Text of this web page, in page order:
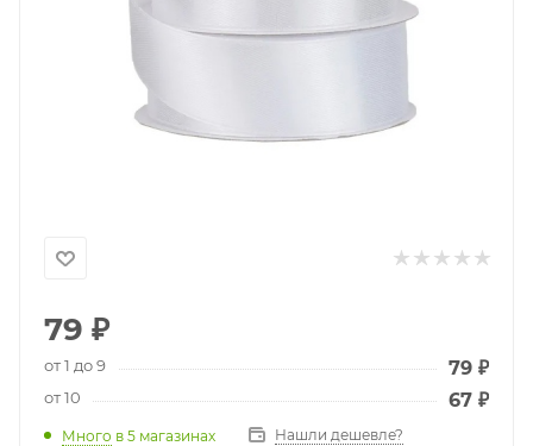
79 ₽
от 1 до 9 79 ₽
от 10 67 ₽
Много в 5 магазинах Нашли дешевле?